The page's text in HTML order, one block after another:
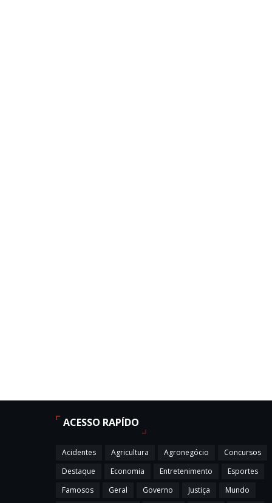
ACESSO RAPÍDO
Acidentes Agricultura Agronegócio
Concursos
Destaque
Economia Entretenimento
Esportes
Famosos
Geral Governo Justiça Mundo